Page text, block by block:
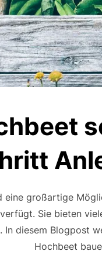
eine großartige
Sie bieten
In diesem Blogpost
Hochbeet